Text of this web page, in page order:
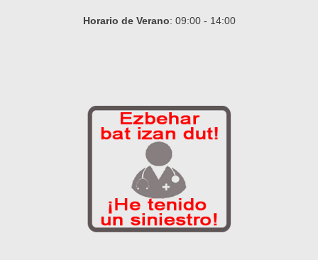
Horario de Verano: 09:00 - 14:00